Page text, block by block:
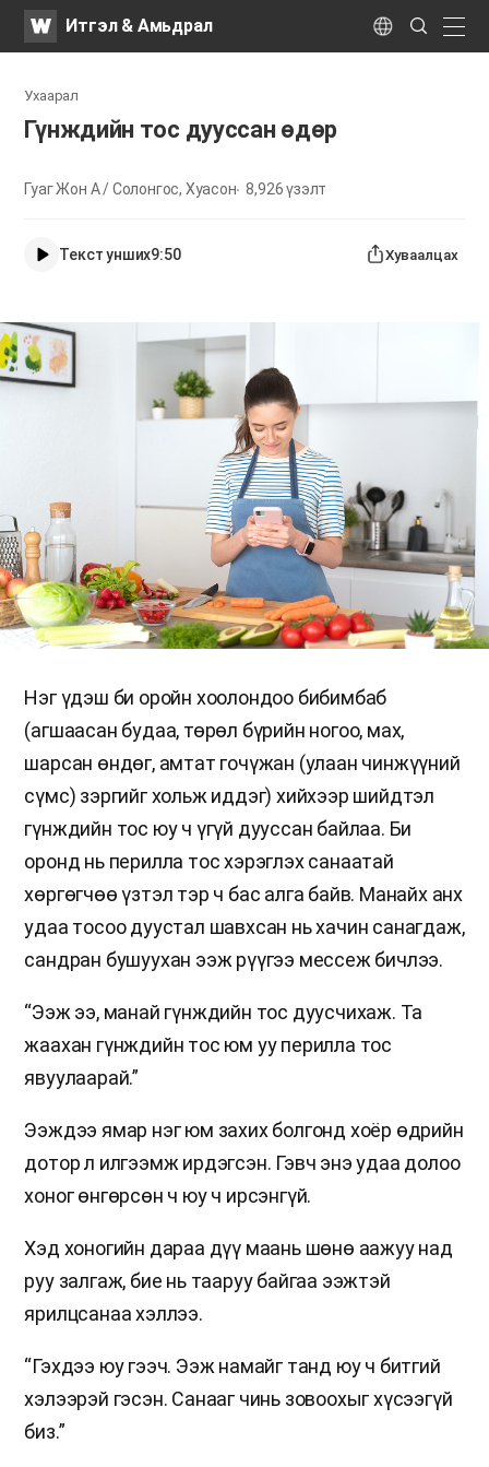
WATVИтгэл & Амьдрал Language
Search
Submit
Ухаарал
Гүнждийн тос дууссан өдөр
Гуаг Жон А / Солонгос, Хуасон 8,926үзэлт
Текст унших9:50 Хуваалцах
Нэг үдэш би оройн хоолондоо бибимбаб
(агшаасан будаа, төрөл бүрийн ногоо, мах,
шарсан өндөг, амтат гочүжан (улаан чинжүүний
сүмс) зэргийг хольж иддэг) хийхээр шийдтэл
гүнждийн тос юу ч үгүй дууссан байлаа. Би
оронд нь перилла тос хэрэглэх санаатай
хөргөгчөө үзтэл тэр ч бас алга байв. Манайх анх
удаа тосоо дуустал шавхсан нь хачин санагдаж,
сандран бушуухан ээж рүүгээ мессеж бичлээ.
“Ээж ээ, манай гүнждийн тос дуусчихаж. Та
жаахан гүнждийн тос юм уу перилла тос
явуулаарай.”
Ээждээ ямар нэг юм захих болгонд хоёр өдрийн
дотор л илгээмж ирдэгсэн. Гэвч энэ удаа долоо
хоног өнгөрсөн ч юу ч ирсэнгүй.
Хэд хоногийн дараа дүү маань шөнө аажуу над
руу залгаж, бие нь тааруу байгаа ээжтэй
ярилцсанаа хэллээ.
“Гэхдээ юу гээч. Ээж намайг танд юу ч битгий
хэлээрэй гэсэн. Санааг чинь зовоохыг хүсээгүй
биз.”